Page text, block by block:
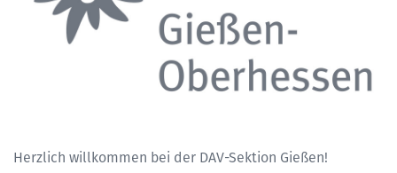
Herzlich willkommen bei der DAV-Sektion Gießen!